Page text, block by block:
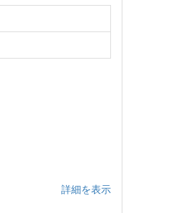
詳細を表示